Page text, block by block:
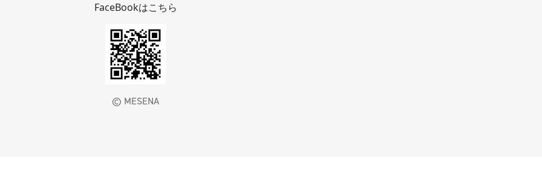
FaceBookはこちら
©️ MESENA